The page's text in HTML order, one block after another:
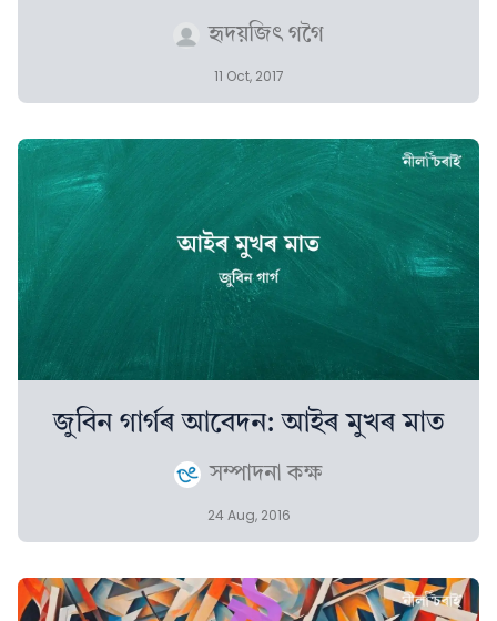
হৃদয়জিৎ গগৈ
11 Oct, 2017
জুবিন গাৰ্গৰ আবেদন: আইৰ মুখৰ মাত
সম্পাদনা কক্ষ
24 Aug, 2016